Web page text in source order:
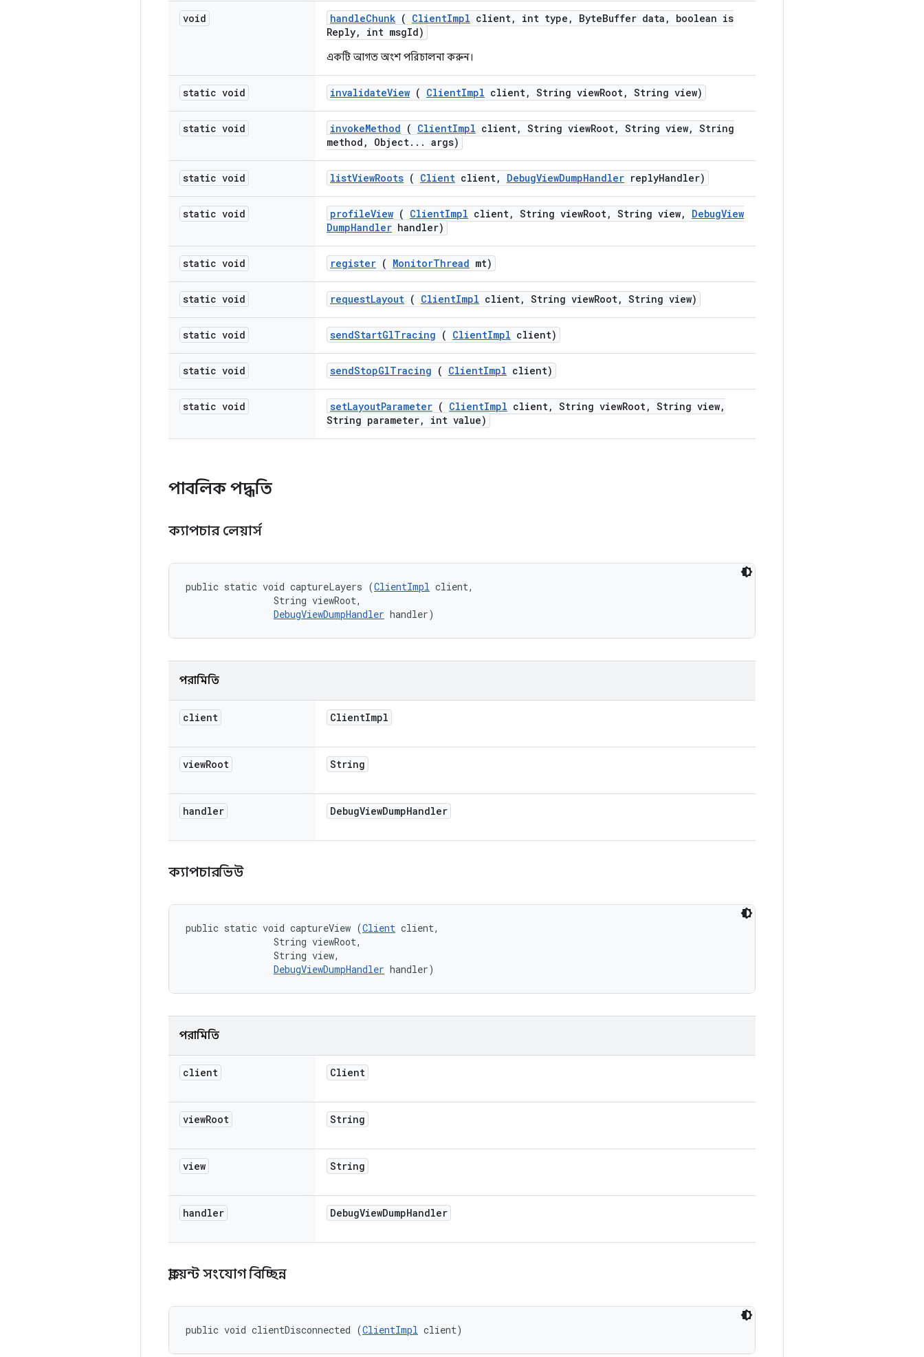
void handleChunk ( ClientImpl client, int type , ByteBuffer data ,
boolean is
Reply, int msgId)
একটি আগত অংশ পরিচালনা করুন।
static void invalidateView ( ClientImpl client, String viewRoot, String view)
static void invokeMethod ( ClientImpl client, String viewRoot, String view, String
method , Object. . . args)
static void listViewRoots ( Client client, DebugViewDumpHandler replyHandler)
static void profileView ( ClientImpl client, String viewRoot, String view, DebugView
DumpHandler handler)
static void register ( MonitorThread mt)
static void requestLayout ( ClientImpl client, String viewRoot, String view)
static void sendStartGlTracing ( ClientImpl client)
static void sendStopGlTracing ( ClientImpl client)
static void setLayoutParameter ( ClientImpl client, String viewRoot, String view,
String parameter, int value)
পাবলিক পদ্ধতি
ক্যাপচার লেয়ার্স
public static void captureLayers (ClientImpl client,
                String viewRoot,
DebugViewDumpHandler handler)
পরামিতি
client ClientImpl
viewRoot String
handler DebugViewDumpHandler
ক্যাপচারভিউ
public static void captureView (Client client,
                String viewRoot,
                String view,
DebugViewDumpHandler handler)
পরামিতি
client Client
viewRoot String
view String
handler DebugViewDumpHandler
ক্লায়েন্ট সংযোগ বিচ্ছিন্ন
public void clientDisconnected (ClientImpl client)